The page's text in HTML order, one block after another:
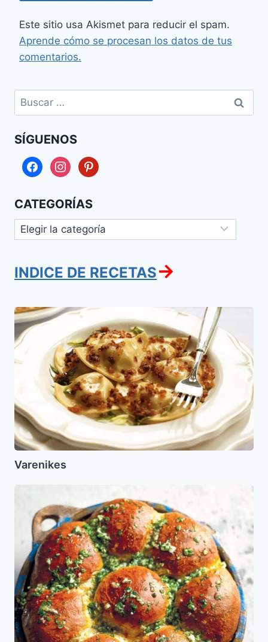
Este sitio usa Akismet para reducir el spam.
Aprende cómo se procesan los datos de tus
comentarios.
Buscar:
SÍGUENOS
facebookinstagrampinterest
CATEGORÍAS
Categorías
INDICE DE RECETAS→
Varenikes
Varenikes